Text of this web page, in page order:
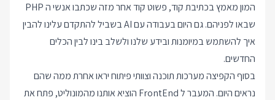
המון מאמץ בכתיבת קוד, פשוט קוד אחר מזה שכתבו אנשי ה PHP
שבאו לפניהם. גם היום בעבודה עם AI בשביל להתקדם עלינו להבין
איך להשתמש במיומנות ובידע שלנו ולשלב בינו לבין הכלים
החדשים.
בסוף הקפיצה מערכות תוכנה וצוותי פיתוח יראו אחרת ממה שהם
נראים היום. המעבר ל FrontEnd הוציא אותנו מהמונוליט, פתח את